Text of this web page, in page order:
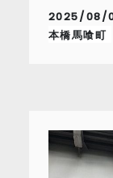
2025/08/
本橋馬喰町